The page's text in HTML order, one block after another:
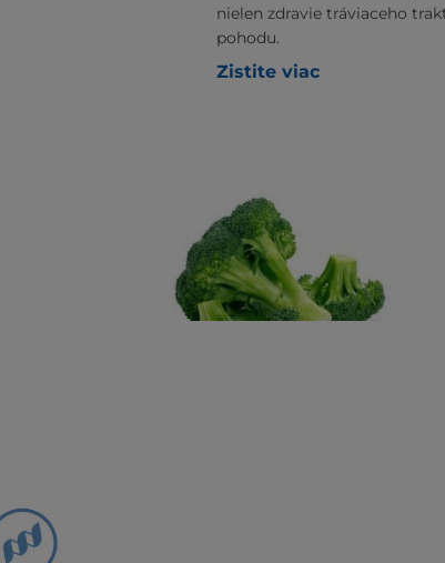
nielen zdravie tráviaceho
pohodu.
Zistite viac